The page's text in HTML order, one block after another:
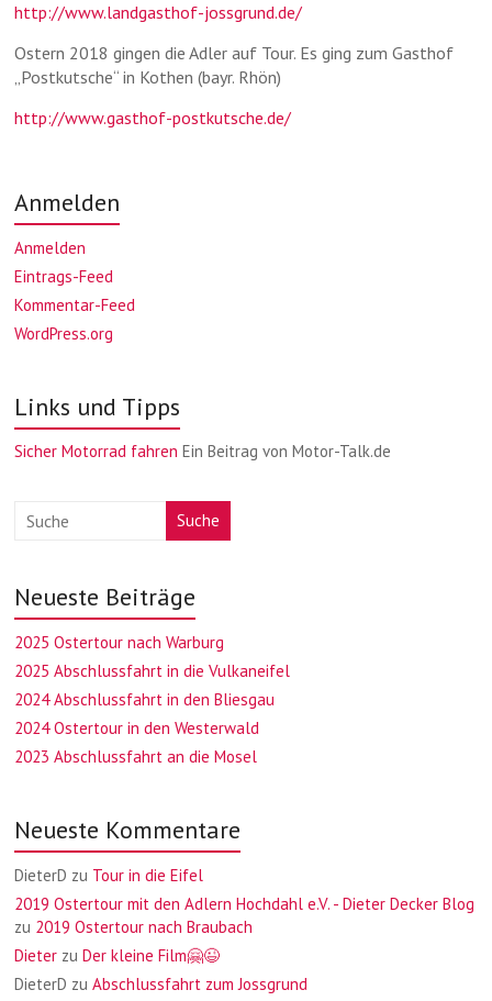
http://www.landgasthof-jossgrund.de/
Ostern 2018 gingen die Adler auf Tour. Es ging zum Gasthof
„Postkutsche“ in Kothen (bayr. Rhön)
http://www.gasthof-postkutsche.de/
Anmelden
Anmelden
Eintrags-Feed
Kommentar-Feed
WordPress.org
Links und Tipps
Sicher Motorrad fahren Ein Beitrag von Motor-Talk.de
Suche
Neueste Beiträge
2025 Ostertour nach Warburg
2025 Abschlussfahrt in die Vulkaneifel
2024 Abschlussfahrt in den Bliesgau
2024 Ostertour in den Westerwald
2023 Abschlussfahrt an die Mosel
Neueste Kommentare
DieterD zu Tour in die Eifel
2019 Ostertour mit den Adlern Hochdahl e.V. - Dieter Decker Blog
zu 2019 Ostertour nach Braubach
Dieter zuDer kleine Film🤗😉
DieterD zuAbschlussfahrt zum Jossgrund